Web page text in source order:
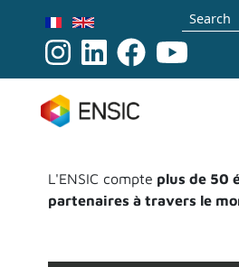
Search
L'ENSIC compte plus de 50
partenaires à travers le